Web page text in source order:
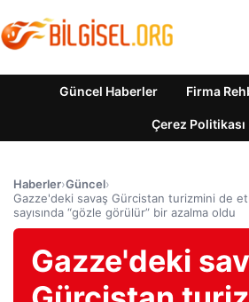
Güncel Haberler Firma
Çerez Politikası
Haberler›Güncel›
Gazze'deki savaş Gürcistan turizmini de
sayısında “gözle görülür” bir azalma oldu
Gazze'deki